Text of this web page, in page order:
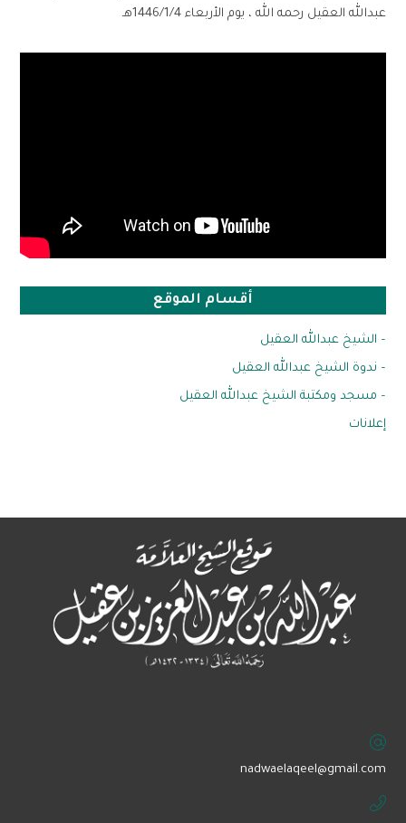
عبدالله العقيل رحمه الله ، يوم الأربعاء 1446/1/4هـ
أقسام الموقع
– الشيخ عبدالله العقيل
– ندوة الشيخ عبدالله العقيل
– مسجد ومكتبة الشيخ عبدالله العقيل
إعلانات
‏nadwaelaqeel@gmail.com